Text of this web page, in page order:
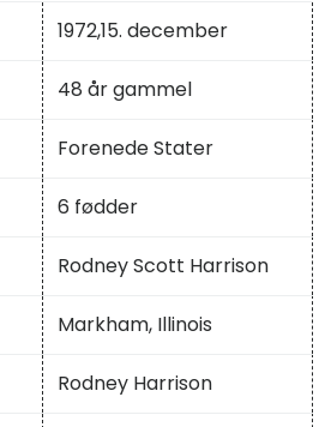
1972,15. december
48 år gammel
Forenede Stater
6 fødder
Rodney Scott Harrison
Markham, Illinois
Rodney Harrison